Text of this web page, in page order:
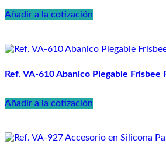
Añadir a la cotización
Ref. VA-610 Abanico Plegable Frisbee
Añadir a la cotización